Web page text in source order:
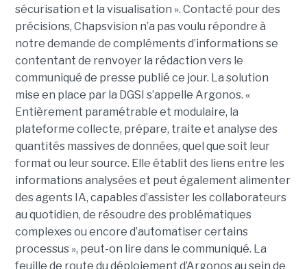
sécurisation et la visualisation ». Contacté pour des
précisions, Chapsvision n’a pas voulu répondre à
notre demande de compléments d’informations se
contentant de renvoyer la rédaction vers le
communiqué de presse publié ce jour. La solution
mise en place par la DGSI s’appelle Argonos. «
Entièrement paramétrable et modulaire, la
plateforme collecte, prépare, traite et analyse des
quantités massives de données, quel que soit leur
format ou leur source. Elle établit des liens entre les
informations analysées et peut également alimenter
des agents IA, capables d’assister les collaborateurs
au quotidien, de résoudre des problématiques
complexes ou encore d’automatiser certains
processus », peut-on lire dans le communiqué. La
feuille de route du déploiement d’Argonos au sein de